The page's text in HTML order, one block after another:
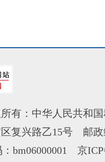
有：中华人民共和
区复兴路乙15号 邮
：bm06000001 京